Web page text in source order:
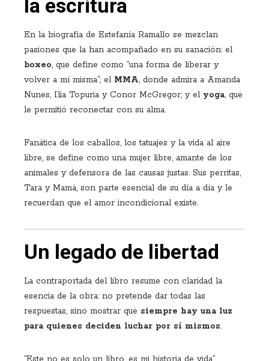
la escritura
En la biografía de Estefanía Ramallo se mezclan
pasiones que la han acompañado en su sanación: el
boxeo, que define como “una forma de liberar y
volver a mí misma”; el MMA, donde admira a Amanda
Nunes, Ilia Topuria y Conor McGregor; y el yoga, que
le permitió reconectar con su alma.
Fanática de los caballos, los tatuajes y la vida al aire
libre, se define como una mujer libre, amante de los
animales y defensora de las causas justas. Sus perritas,
Tara y Mamá, son parte esencial de su día a día y le
recuerdan que el amor incondicional existe.
Un legado de libertad
La contraportada del libro resume con claridad la
esencia de la obra: no pretende dar todas las
respuestas, sino mostrar que siempre hay una luz
para quienes deciden luchar por sí mismos.